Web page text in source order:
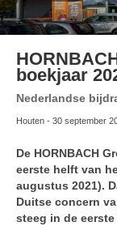
boekjaar
Nederlandse
Houten - 30 september
De HORNBACH
eerste helft van
augustus 2021).
Duitse concern
steeg in de eerste